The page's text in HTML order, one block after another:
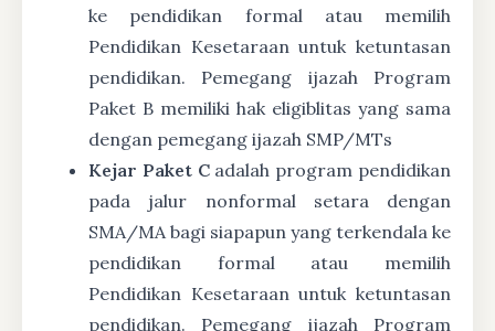
ke pendidikan formal atau memilih
Pendidikan Kesetaraan untuk ketuntasan
pendidikan. Pemegang ijazah Program
Paket B memiliki hak eligiblitas yang sama
dengan pemegang ijazah SMP/MTs
Kejar Paket Cadalah program pendidikan
pada jalur nonformal setara dengan
SMA/MA bagi siapapun yang terkendala ke
pendidikan formal atau memilih
Pendidikan Kesetaraan untuk ketuntasan
pendidikan. Pemegang ijazah Program